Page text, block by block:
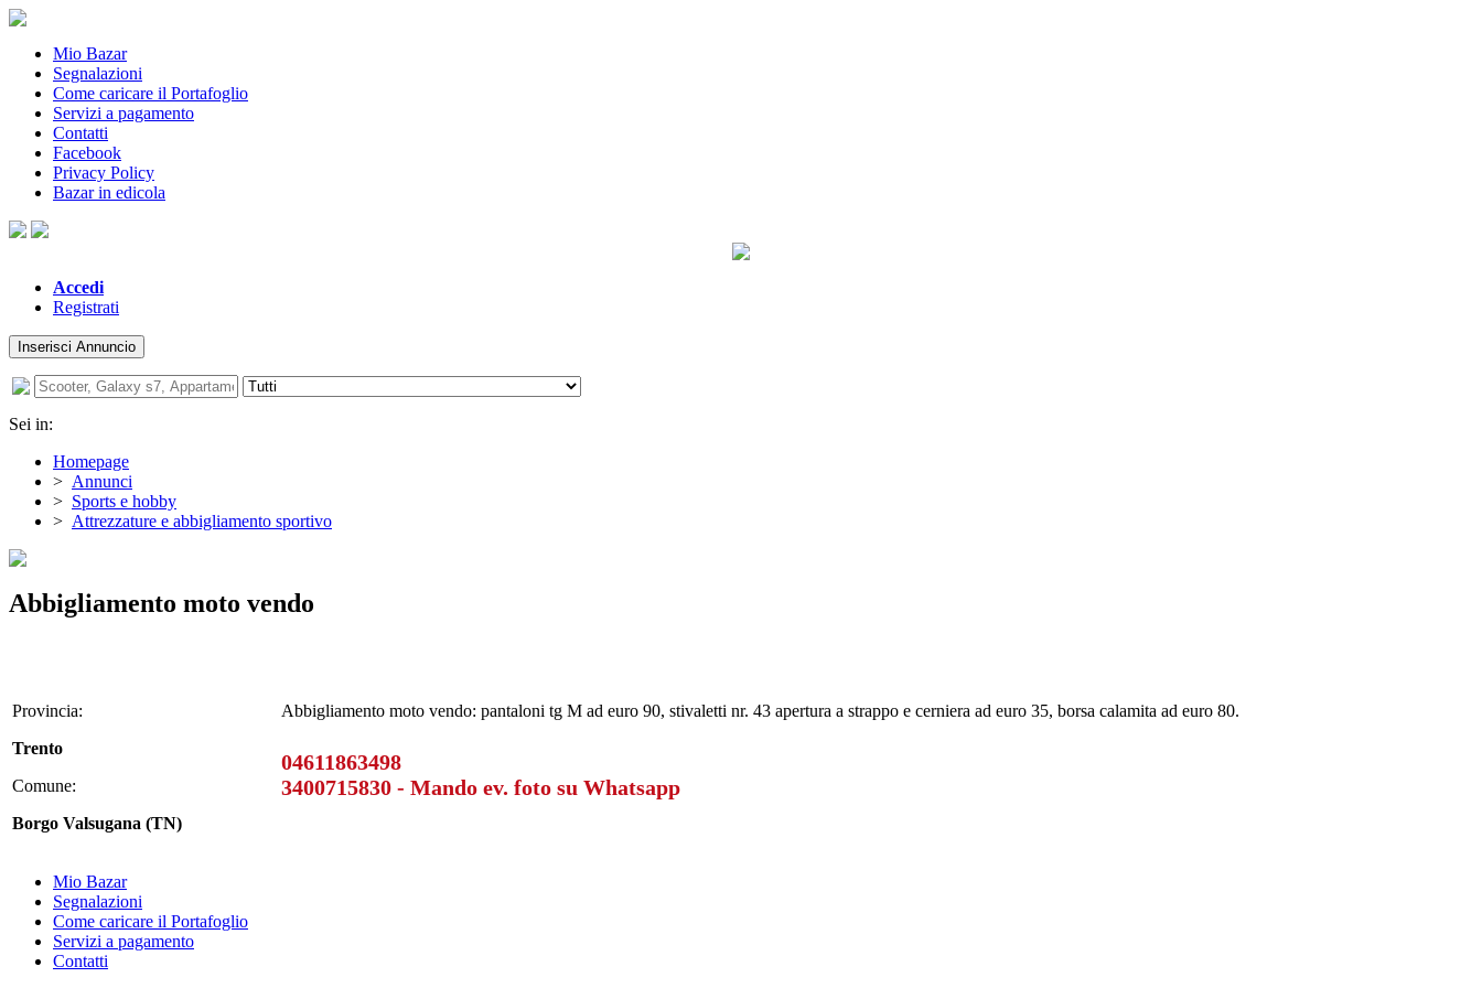
Mio Bazar
Segnalazioni
Come caricare il Portafoglio
Servizi a pagamento
Contatti
Facebook
Privacy Policy
Bazar in edicola
Accedi
Registrati
Inserisci Annuncio
Sei in:
Homepage
> Annunci
> Sports e hobby
> Attrezzature e abbigliamento sportivo
Abbigliamento moto vendo
Provincia:
Trento
Comune:
Borgo Valsugana (TN)
Abbigliamento moto vendo: pantaloni tg M ad euro 90, stivaletti nr. 43 apertura a strappo e cerniera ad euro 35, borsa calamita ad euro 80.
04611863498
3400715830 - Mando ev. foto su Whatsapp
Mio Bazar
Segnalazioni
Come caricare il Portafoglio
Servizi a pagamento
Contatti